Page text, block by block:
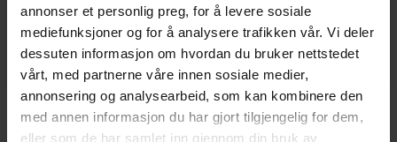
annonser et personlig preg, for å levere sosiale
mediefunksjoner og for å analysere trafikken vår. Vi deler
dessuten informasjon om hvordan du bruker nettstedet
vårt, med partnerne våre innen sosiale medier,
annonsering og analysearbeid, som kan kombinere den
med annen informasjon du har gjort tilgjengelig for dem,
eller som de har samlet inn gjennom din bruk av
BESKRIVELSE